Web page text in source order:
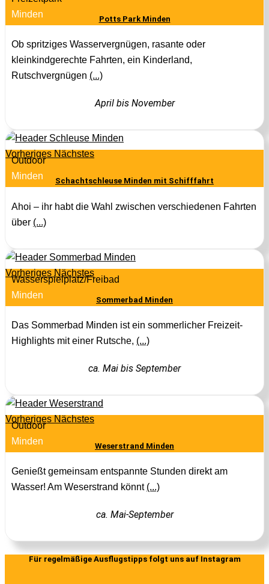
Minden
Potts Park Minden
Ob spritziges Wasservergnügen, rasante oder
kleinkindgerechte Fahrten, ein Kinderland,
Rutschvergnügen (...)
April bis November
Vorheriges Nächstes
Outdoor
Minden
Schachtschleuse Minden mit Schifffahrt
Ahoi – ihr habt die Wahl zwischen verschiedenen Fahrten
über (...)
Vorheriges Nächstes
Wasserspielplatz/Freibad
Minden
Sommerbad Minden
Das Sommerbad Minden ist ein sommerlicher Freizeit-
Highlights mit einer Rutsche, (...)
ca. Mai bis September
Vorheriges Nächstes
Outdoor
Minden
Weserstrand Minden
Genießt gemeinsam entspannte Stunden direkt am
Wasser! Am Weserstrand könnt (...)
ca. Mai-September
Für regelmäßige Ausflugstipps folgt uns auf Instagram